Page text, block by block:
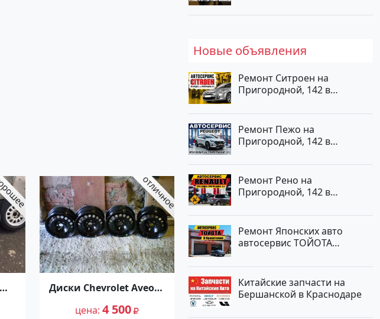
Диски Chevrolet Aveo
Ахтырский
цена 4 500
Новые объявления
Ремонт Ситроен на
Пригородной, 142 в
Ремонт Пежо на
Пригородной, 142 в
Ремонт Рено на
Пригородной, 142 в
Ремонт Японских авто
автосервис ТОЙОТА
Китайские запчасти на
Бершанской в Краснодаре